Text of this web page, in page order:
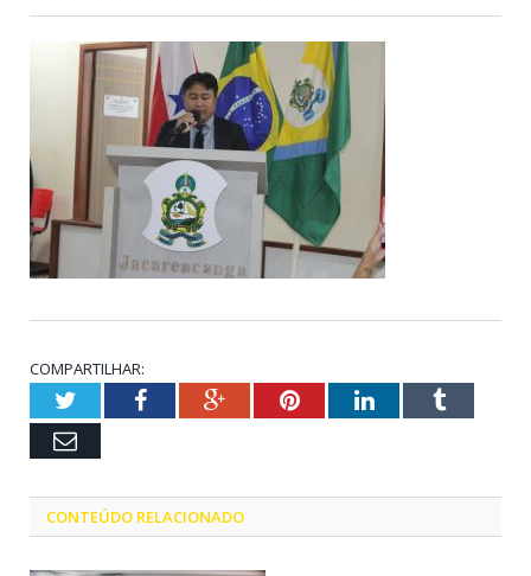
COMPARTILHAR:
TwitterFacebookGoogle+PinterestLinkedInTumblr
Email
CONTEÚDO RELACIONADO